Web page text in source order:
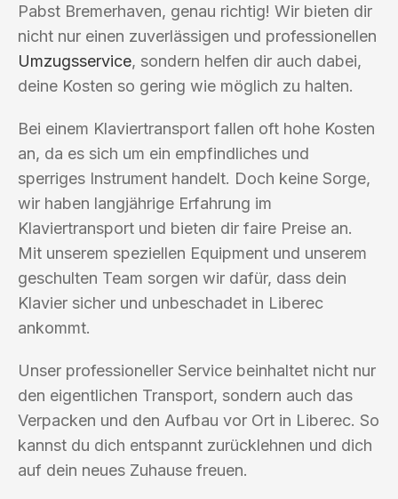
Pabst Bremerhaven, genau richtig! Wir bieten dir
nicht nur einen zuverlässigen und professionellen
Umzugsservice, sondern helfen dir auch dabei,
deine Kosten so gering wie möglich zu halten.
Bei einem Klaviertransport fallen oft hohe Kosten
an, da es sich um ein empfindliches und
sperriges Instrument handelt. Doch keine Sorge,
wir haben langjährige Erfahrung im
Klaviertransport und bieten dir faire Preise an.
Mit unserem speziellen Equipment und unserem
geschulten Team sorgen wir dafür, dass dein
Klavier sicher und unbeschadet in Liberec
ankommt.
Unser professioneller Service beinhaltet nicht nur
den eigentlichen Transport, sondern auch das
Verpacken und den Aufbau vor Ort in Liberec. So
kannst du dich entspannt zurücklehnen und dich
auf dein neues Zuhause freuen.